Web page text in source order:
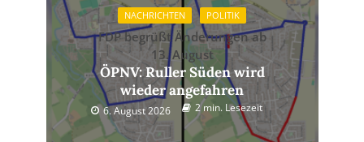
NACHRICHTEN POLITIK
FDP begrüßt Änderungen ab
13. August
ÖPNV: Ruller Süden wird
wieder angefahren
6. August 2026 2 min. Lesezeit